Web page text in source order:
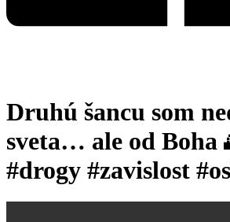
Druhú šancu som
sveta… ale od Boha
#drogy #zavislost